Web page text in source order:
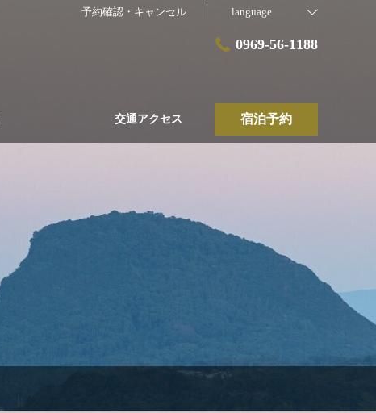
予約確認・キャンセル language
0969-56-1188
交通アクセス 宿泊予約